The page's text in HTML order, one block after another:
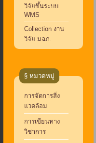
วิจัยขึ้นระบบ
WMS
Collection งาน
วิจัย มฉก.
§ หมวดหมู่
การจัดการสิ่ง
แวดล้อม
การเขียนทาง
วิชาการ